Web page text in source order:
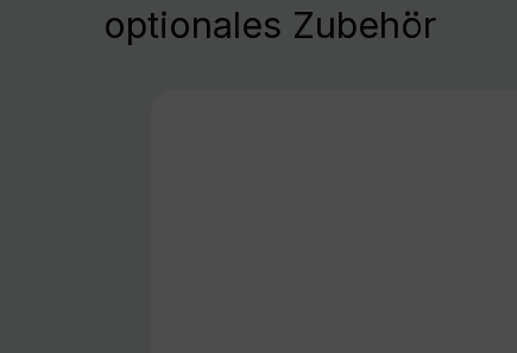
optionales Zubehör